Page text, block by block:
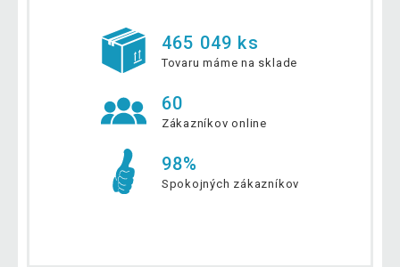
465 049 ks
Tovaru máme na sklade
60
Zákazníkov online
98%
Spokojných zákazníkov